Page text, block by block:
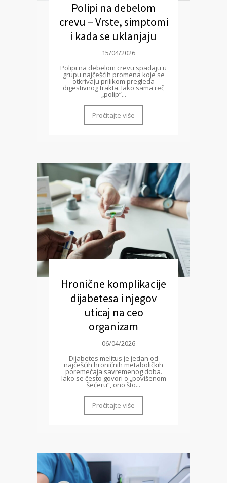
Polipi na debelom
crevu – Vrste, simptomi
i kada se uklanjaju
15/04/2026
Polipi na debelom crevu spadaju u
grupu najčešćih promena koje se
otkrivaju prilikom pregleda
digestivnog trakta. Iako sama reč
„polip“...
Pročitajte više
Hronične komplikacije
dijabetesa i njegov
uticaj na ceo
organizam
06/04/2026
Dijabetes melitus je jedan od
najčešćih hroničnih metaboličkih
poremećaja savremenog doba.
Iako se često govori o „povišenom
šećeru“, ono što...
Pročitajte više